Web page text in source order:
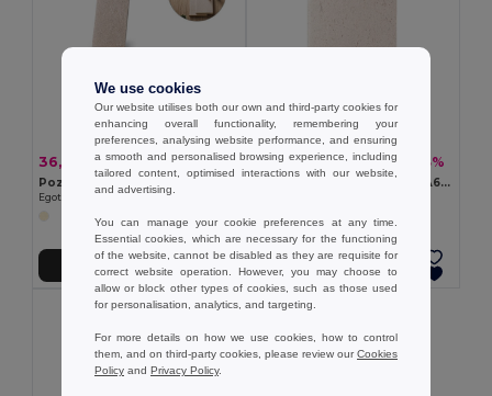
36,28 kč 70,72 kč -49%
Egotier 93293
35,13 kč75,11 kč -53%
Poznámkový blok formátu A6 s pružným krytem vyrobeným z organické sloní hmoty (80%)
Přidat do košíku
We use cookies
Our website utilises both our own and third-party cookies for
enhancing overall functionality, remembering your
preferences, analysing website performance, and ensuring
a smooth and personalised browsing experience, including
tailored content, optimised interactions with our website,
and advertising.
You can manage your cookie preferences at any time.
Essential cookies, which are necessary for the functioning
of the website, cannot be disabled as they are requisite for
correct website operation. However, you may choose to
allow or block other types of cookies, such as those used
for personalisation, analytics, and targeting.
For more details on how we use cookies, how to control
them, and on third-party cookies, please review ourCookies
Policy and Privacy Policy.